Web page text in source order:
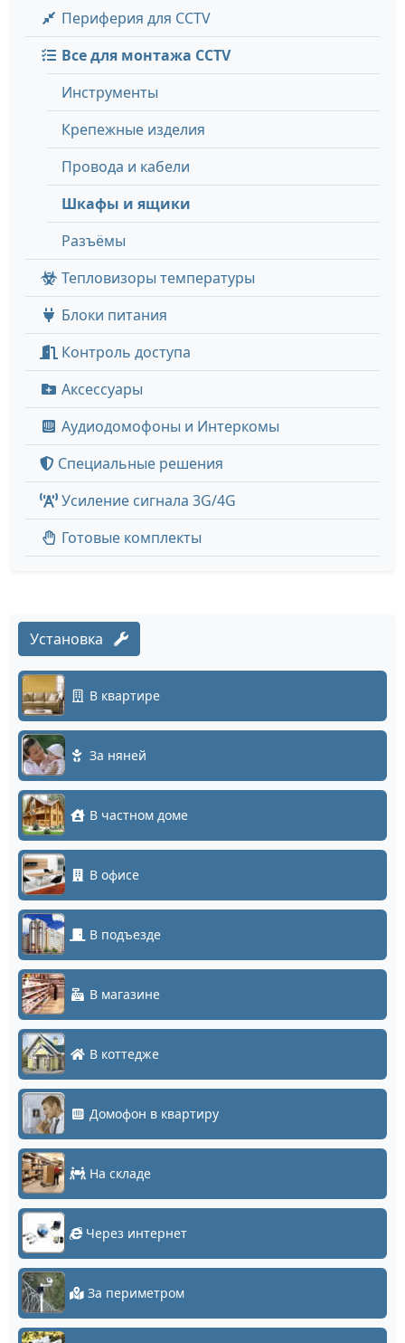
Периферия для CCTV
Все для монтажа CCTV
Инструменты
Крепежные изделия
Провода и кабели
Шкафы и ящики
Разъёмы
Тепловизоры температуры
Блоки питания
Контроль доступа
Аксессуары
Аудиодомофоны и Интеркомы
Специальные решения
Усиление сигнала 3G/4G
Готовые комплекты
Установка
В квартире
За няней
В частном доме
В офисе
В подъезде
В магазине
В коттедже
Домофон в квартиру
На складе
Через интернет
За периметром